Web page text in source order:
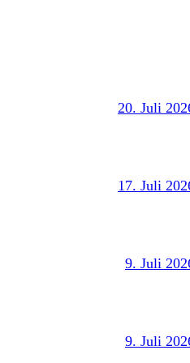
20. Juli
17. Juli
9. Juli
9. Juli